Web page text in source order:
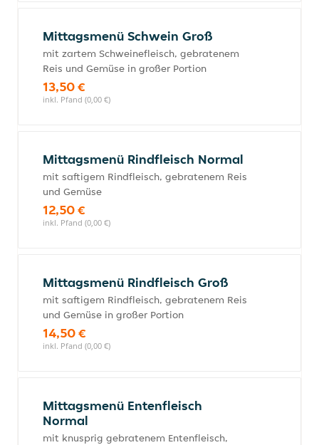
Mittagsmenü Schwein Groß
mit zartem Schweinefleisch, gebratenem
Reis und Gemüse in großer Portion
13,50 €
inkl. Pfand (0,00 €)
Mittagsmenü Rindfleisch Normal
mit saftigem Rindfleisch, gebratenem Reis
und Gemüse
12,50 €
inkl. Pfand (0,00 €)
Mittagsmenü Rindfleisch Groß
mit saftigem Rindfleisch, gebratenem Reis
und Gemüse in großer Portion
14,50 €
inkl. Pfand (0,00 €)
Mittagsmenü Entenfleisch
Normal
mit knusprig gebratenem Entenfleisch,